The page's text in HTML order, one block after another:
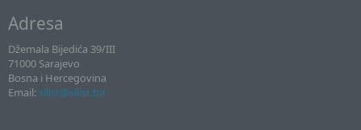
Adresa
Džemala Bijedića 39/III
71000 Sarajevo
Bosna i Hercegovina
Email: sllist@sllist.ba